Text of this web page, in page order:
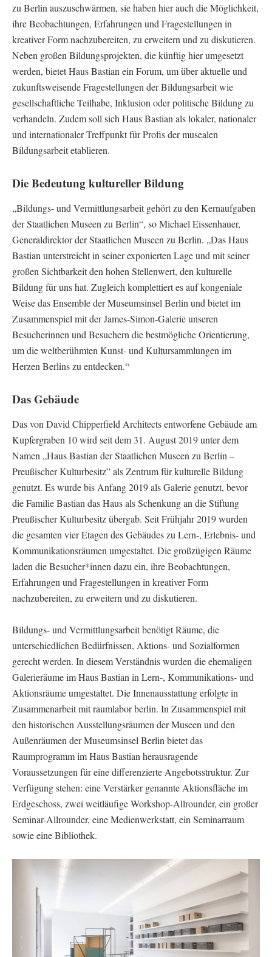
zu Berlin auszuschwärmen, sie haben hier auch die Möglichkeit,
ihre Beobachtungen, Erfahrungen und Fragestellungen in
kreativer Form nachzubereiten, zu erweitern und zu diskutieren.
Neben großen Bildungsprojekten, die künftig hier umgesetzt
werden, bietet Haus Bastian ein Forum, um über aktuelle und
zukunftsweisende Fragestellungen der Bildungsarbeit wie
gesellschaftliche Teilhabe, Inklusion oder politische Bildung zu
verhandeln. Zudem soll sich Haus Bastian als lokaler, nationaler
und internationaler Treffpunkt für Profis der musealen
Bildungsarbeit etablieren.
Die Bedeutung kultureller Bildung
„Bildungs- und Vermittlungsarbeit gehört zu den Kernaufgaben
der Staatlichen Museen zu Berlin“, so Michael Eissenhauer,
Generaldirektor der Staatlichen Museen zu Berlin. „Das Haus
Bastian unterstreicht in seiner exponierten Lage und mit seiner
großen Sichtbarkeit den hohen Stellenwert, den kulturelle
Bildung für uns hat. Zugleich komplettiert es auf kongeniale
Weise das Ensemble der Museumsinsel Berlin und bietet im
Zusammenspiel mit der James-Simon-Galerie unseren
Besucherinnen und Besuchern die bestmögliche Orientierung,
um die weltberühmten Kunst- und Kultursammlungen im
Herzen Berlins zu entdecken.“
Das Gebäude
Das von David Chipperfield Architects entworfene Gebäude am
Kupfergraben 10 wird seit dem 31. August 2019 unter dem
Namen „Haus Bastian der Staatlichen Museen zu Berlin –
Preußischer Kulturbesitz” als Zentrum für kulturelle Bildung
genutzt. Es wurde bis Anfang 2019 als Galerie genutzt, bevor
die Familie Bastian das Haus als Schenkung an die Stiftung
Preußischer Kulturbesitz übergab. Seit Frühjahr 2019 wurden
die gesamten vier Etagen des Gebäudes zu Lern-, Erlebnis- und
Kommunikationsräumen umgestaltet. Die großzügigen Räume
laden die Besucher*innen dazu ein, ihre Beobachtungen,
Erfahrungen und Fragestellungen in kreativer Form
nachzubereiten, zu erweitern und zu diskutieren.
Bildungs- und Vermittlungsarbeit benötigt Räume, die
unterschiedlichen Bedürfnissen, Aktions- und Sozialformen
gerecht werden. In diesem Verständnis wurden die ehemaligen
Galerieräume im Haus Bastian in Lern-, Kommunikations- und
Aktionsräume umgestaltet. Die Innenausstattung erfolgte in
Zusammenarbeit mit raumlabor berlin. In Zusammenspiel mit
den historischen Ausstellungsräumen der Museen und den
Außenräumen der Museumsinsel Berlin bietet das
Raumprogramm im Haus Bastian herausragende
Voraussetzungen für eine differenzierte Angebotsstruktur. Zur
Verfügung stehen: eine Verstärker genannte Aktionsfläche im
Erdgeschoss, zwei weitläufige Workshop-Allrounder, ein großer
Seminar-Allrounder, eine Medienwerkstatt, ein Seminarraum
sowie eine Bibliothek.